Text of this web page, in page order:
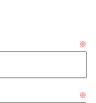
いては、当該業
、第三者への開